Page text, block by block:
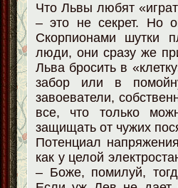
Что Львы любят
– это не секрет. Но
Скорпионами шутки
люди, они сразу же
Льва бросить в
забор или в
завоеватели,
все, что только
защищать от чужих
Потенциал
как у целой
– Боже, помилуй,